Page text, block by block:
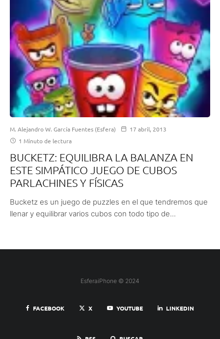
M. Alejandro W. García Fuentes (Esfera)
17 abril, 2013
1 Minuto de lectura
BUCKETZ: EQUILIBRA LA BALANZA EN
ESTE SIMPÁTICO JUEGO DE CUBOS
PARLACHINES Y FÍSICAS
Bucketz es un juego de puzzles en el que tendremos que
llenar y equilibrar varios cubos con todo tipo de...
EsferaiPhone © 2024
FACEBOOK X YOUTUBE LINKEDIN